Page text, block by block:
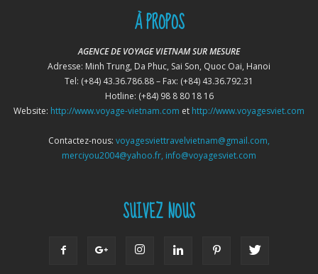
À PROPOS
AGENCE DE VOYAGE VIETNAM SUR MESURE
Adresse: Minh Trung, Da Phuc, Sai Son, Quoc Oai, Hanoi
Tel: (+84) 43.36.786.88 – Fax: (+84) 43.36.792.31
Hotline: (+84) 98 8 80 18 16
Website: http://www.voyage-vietnam.com et http://www.voyagesviet.com
Contactez-nous: voyagesviettravelvietnam@gmail.com,
merciyou2004@yahoo.fr, info@voyagesviet.com
SUIVEZ NOUS